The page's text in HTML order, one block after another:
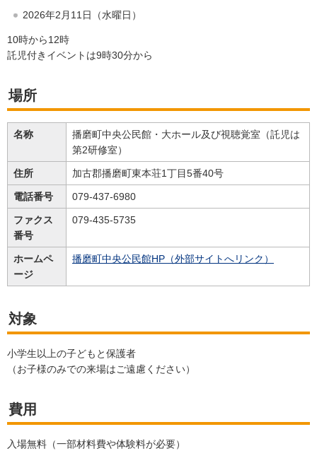
2026年2月11日（水曜日）
10時から12時
託児付きイベントは9時30分から
場所
名称
播磨町中央公民館・大ホール及び視聴覚室（託児は
第2研修室）
住所 加古郡播磨町東本荘1丁目5番40号
電話番号 079-437-6980
ファクス
番号
079-435-5735
ホームペ
ージ
播磨町中央公民館HP（外部サイトへリンク）
対象
小学生以上の子どもと保護者
（お子様のみでの来場はご遠慮ください）
費用
入場無料（一部材料費や体験料が必要）